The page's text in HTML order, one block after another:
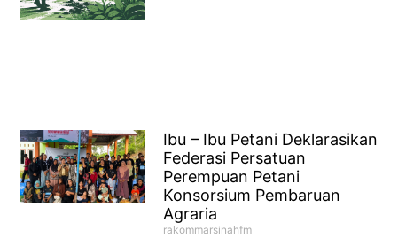
Ibu – Ibu Petani Deklarasikan
Federasi Persatuan
Perempuan Petani
Konsorsium Pembaruan
Agraria
rakommarsinahfm